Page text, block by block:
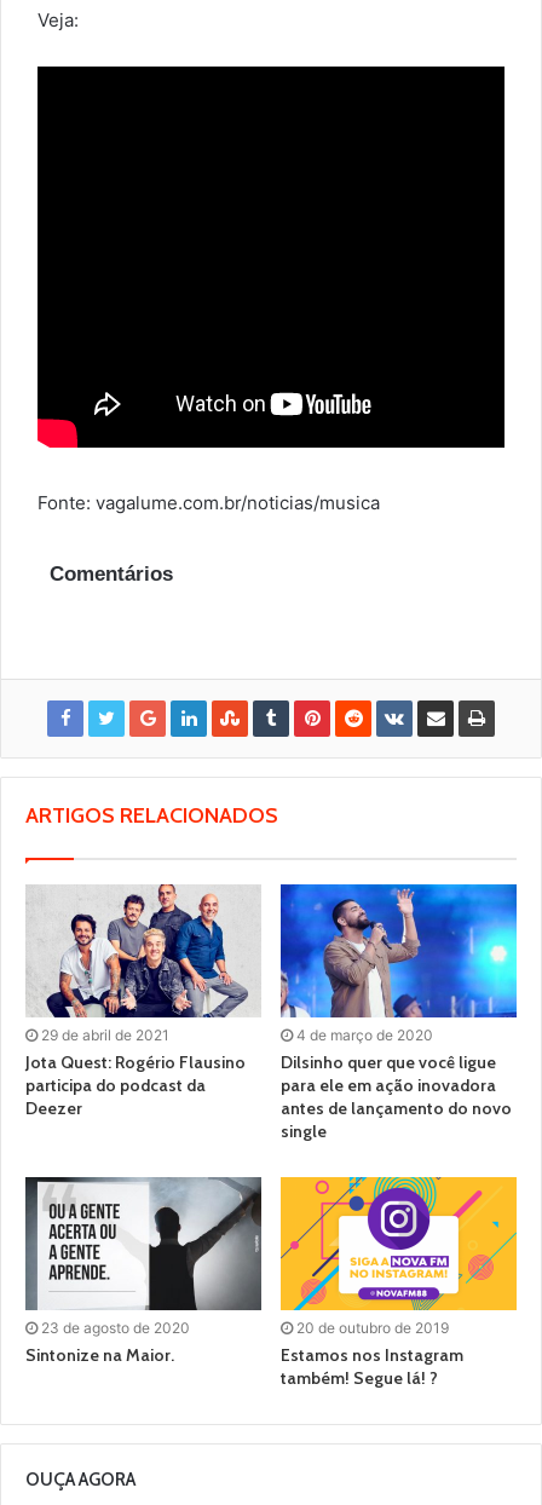
Veja:
Fonte: vagalume.com.br/noticias/musica
Comentários
ARTIGOS RELACIONADOS
29 de abril de 2021
Jota Quest: Rogério Flausino
participa do podcast da
Deezer
4 de março de 2020
Dilsinho quer que você ligue
para ele em ação inovadora
antes de lançamento do novo
single
23 de agosto de 2020
Sintonize na Maior.
20 de outubro de 2019
Estamos nos Instagram
também! Segue lá! ?
OUÇA AGORA